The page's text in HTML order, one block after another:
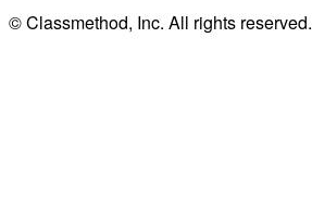
© Classmethod, Inc. All rights reserved.